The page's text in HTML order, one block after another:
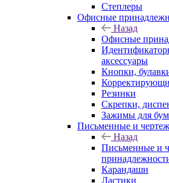
Степлеры
Офисные
Назад
Офисные
аксессуары
Кнопки,
Резинки
Скрепки,
Зажимы для
Письменные и
Назад
Письменные и
Карандаши
Ластики